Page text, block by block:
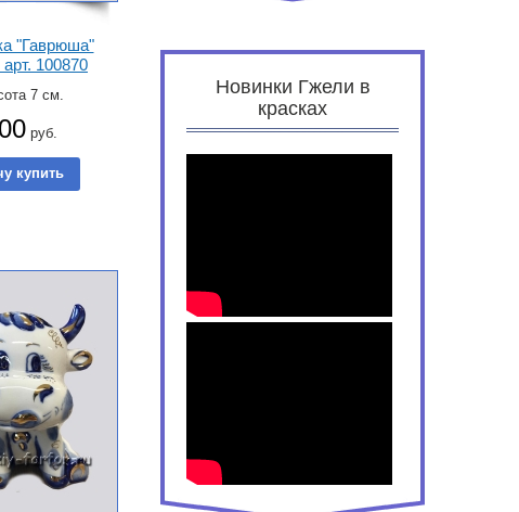
"Гаврюша"
100870
7 см.
руб.
Новинки Гжели в
красках